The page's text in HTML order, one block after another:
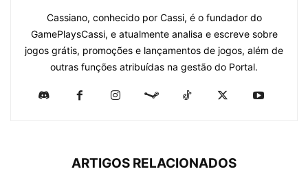
Cassiano, conhecido por Cassi, é o fundador do
GamePlaysCassi, e atualmente analisa e escreve sobre
jogos grátis, promoções e lançamentos de jogos, além de
outras funções atribuídas na gestão do Portal.
ARTIGOS RELACIONADOS